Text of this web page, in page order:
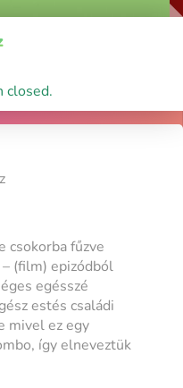
closed.
csokorba fűzve
(film) epizódból
egésszé
estés családi
mivel ez egy
így elneveztük